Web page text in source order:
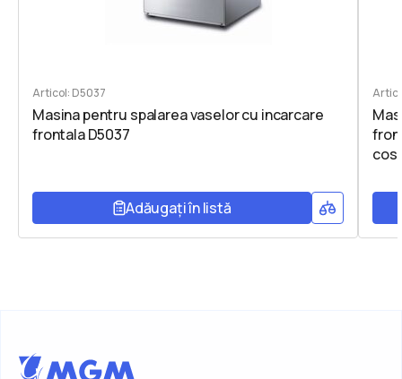
Articol: D5037
Masina pentru spalarea vaselor cu incarcare
frontala D5037
Adăugați în listă